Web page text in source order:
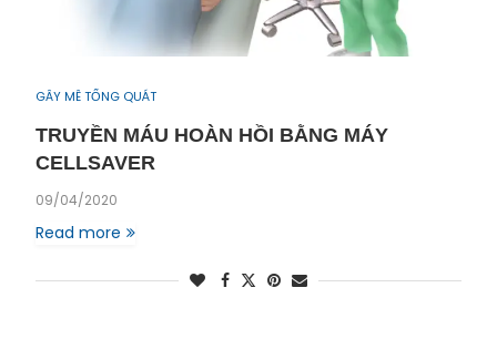
GÂY MÊ TỔNG QUÁT
TRUYỀN MÁU HOÀN HỒI BẰNG MÁY
CELLSAVER
09/04/2020
Read more